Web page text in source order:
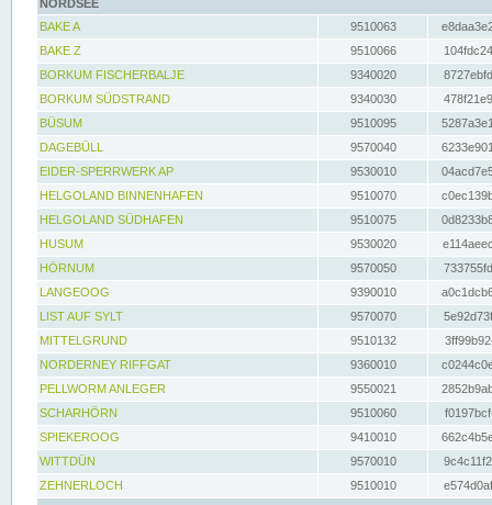
NORDSEE
BAKE A
9510063
BAKE Z
9510066
BORKUM FISCHERBALJE
9340020
BORKUM SÜDSTRAND
9340030
BÜSUM
9510095
DAGEBÜLL
9570040
EIDER-SPERRWERK AP
9530010
HELGOLAND BINNENHAFEN
9510070
HELGOLAND SÜDHAFEN
9510075
HUSUM
9530020
HÖRNUM
9570050
LANGEOOG
9390010
LIST AUF SYLT
9570070
MITTELGRUND
9510132
NORDERNEY RIFFGAT
9360010
PELLWORM ANLEGER
9550021
SCHARHÖRN
9510060
SPIEKEROOG
9410010
WITTDÜN
9570010
ZEHNERLOCH
9510010